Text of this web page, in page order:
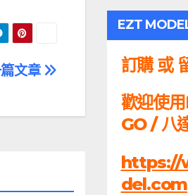
文章
EZT
訂購 或
歡迎使
GO / 八
https://
del.com